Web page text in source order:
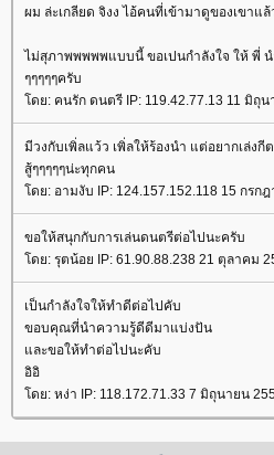
ผม ล่ะเกลียด จิงง ไอ้คนที่เข้ามาดูของเขาแล้
ไม่สุภาพพพพพแบบนี้ ขอเปนกำลังใจ ให้ พี่ น
ๆๆๆๆๆครับ
ดย: คนรัก ดนตรี IP: 119.42.77.13 11 มิถุน
มีวงกับเพิ่ลแว้ว เพิ่ลให้ร้องนำ แต่อยากเล่งกี
สู้ๆๆๆๆๆน่ะทุกคน
ดย: อามงับ IP: 124.157.152.118 15 กรก
ขอให้สนุกกับการเล่นดนตรีต่อไปนะครับ
ดย: รุตน้อย IP: 61.90.88.238 21 ตุลาคม
เป็นกำลังใจให้ทำดีต่อไปคับ
ขอบคุณที่นำความรู้ดีดีมาแบ่งปัน
ละขอให้ทำต่อไปนะคับ
อิอิ
ดย: หง่า IP: 118.172.71.33 7 มิถุนายน